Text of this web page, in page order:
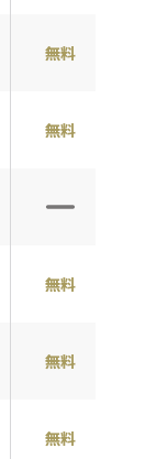
無料
無料
無料
無料
無料